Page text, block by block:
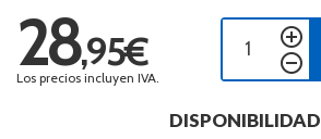
28,95€
Los precios incluyen IVA.
add_circle_outline
remove_circle_outline
DISPONIBILIDAD